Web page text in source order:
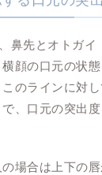
鼻先とオトガ
顔の口元の状
のラインに対
、口元の突出
場合は上下の